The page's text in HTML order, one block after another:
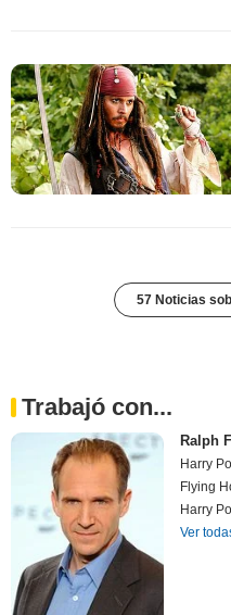
57 Noticias
Trabajó con...
Ralph
Harry
Flying
Harry
Ver